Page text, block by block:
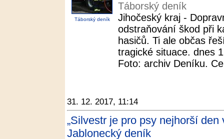
Táborský deník
Táborský deník
Jihočeský kraj -
odstraňování škod při
hasičů. Ti ale občas
tragické situace. dnes
Foto: archiv Deníku.
31. 12. 2017, 11:14
„Silvestr je pro psy nejhorší
Jablonecký deník